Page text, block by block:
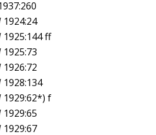
ff
1929:62*) f